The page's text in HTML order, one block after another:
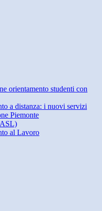
orientamento studenti con
a distanza: i nuovi servizi
Piemonte
al Lavoro